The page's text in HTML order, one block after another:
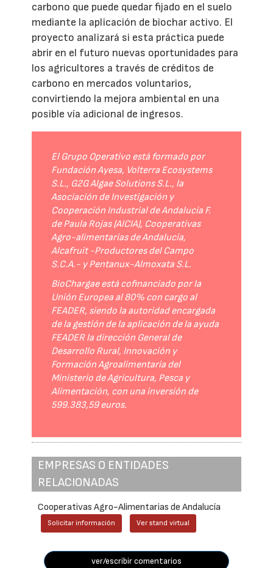
carbono que puede quedar fijado en el suelo
mediante la aplicación de biochar activo. El
proyecto analizará si esta práctica puede
abrir en el futuro nuevas oportunidades para
los agricultores a través de créditos de
carbono en mercados voluntarios,
convirtiendo la mejora ambiental en una
posible vía adicional de ingresos.
El Grupo Operativo está formado por
Fundación Ayesa, Volterra Ecosystems
S.L., G2G Algae Solutions S.L., la
Asociación de Investigación y
Cooperación Industrial de Andalucía F.
de Paula Rojas (AICIA), Cooperativas
Agro-alimentarias de Andalucía,
Alcafruit -Productores del Campo
S.C.A.- y Pentanux-Almoxata S.L.
BioChargae está cofinanciado por la
Unión Europea al 80% con cargo al
FEADER, siendo la autoridad encargada
de la gestión de la aplicación de la ayuda
FEADER la dirección General de
Desarrollo Rural, Innovación y
Formación Agroalimentaria del
Ministerio de Agricultura, Pesca y
Alimentación, con una inversión de
599.383,59 euros.
EMPRESAS O ENTIDADES
RELACIONADAS
Cooperativas Agro-Alimentarias de Andalucía
Solicitar información Ver stand virtual
ver/escribir comentarios